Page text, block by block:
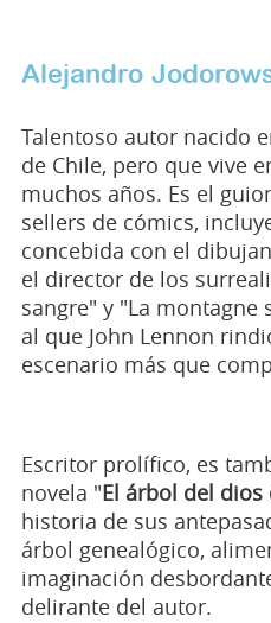
Alejandro
Talentoso autor nacido
de Chile, pero que vive
muchos años. Es el
sellers de cómics,
concebida con el
el director de los
sangre" y "La
al que John Lennon
escenario más que
Escritor prolífico, es
novela "El árbol del dios
historia de sus
árbol genealógico,
imaginación
delirante del autor.